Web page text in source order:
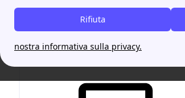
Rifiuta
nostra informativa sulla privacy.